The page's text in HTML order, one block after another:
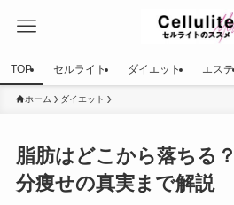
TOP セルライト ダイエット エステ
ホーム ダイエット
脂肪はどこから落ちる
分痩せの真実まで解説